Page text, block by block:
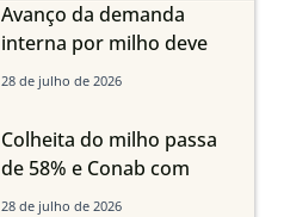
Avanço da demanda
interna por milho deve
compensar aumento da
em Mato Grosso, aponta
Imea
28 de julho de 2026
Colheita do milho passa
de 58% e Conab com
boas produtividades em
28 de julho de 2026